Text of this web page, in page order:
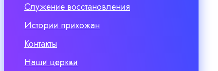
Служение восстановления
Истории прихожан
Контакты
Наши церкви